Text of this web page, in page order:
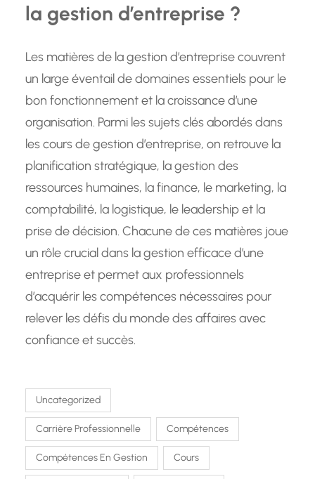
la gestion d’entreprise ?
Les matières de la gestion d’entreprise couvrent
un large éventail de domaines essentiels pour le
bon fonctionnement et la croissance d’une
organisation. Parmi les sujets clés abordés dans
les cours de gestion d’entreprise, on retrouve la
planification stratégique, la gestion des
ressources humaines, la finance, le marketing, la
comptabilité, la logistique, le leadership et la
prise de décision. Chacune de ces matières joue
un rôle crucial dans la gestion efficace d’une
entreprise et permet aux professionnels
d’acquérir les compétences nécessaires pour
relever les défis du monde des affaires avec
confiance et succès.
Uncategorized
Carrière Professionnelle Compétences
Compétences En Gestion Cours